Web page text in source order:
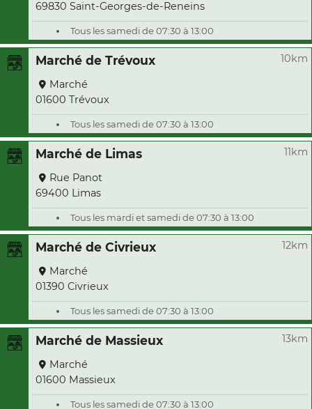
69830 Saint-Georges-de-Reneins
Tous les samedi de 07:30 à 13:00
Marché de Trévoux 10km
Marché
01600 Trévoux
Tous les samedi de 07:30 à 13:00
Marché de Limas 11km
Rue Panot
69400 Limas
Tous les mardi et samedi de 07:30 à 13:00
Marché de Civrieux 12km
Marché
01390 Civrieux
Tous les samedi de 07:30 à 13:00
Marché de Massieux 13km
Marché
01600 Massieux
Tous les samedi de 07:30 à 13:00